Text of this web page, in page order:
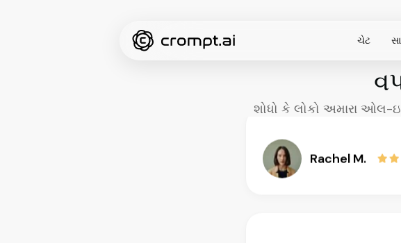
ચેટ
શોધો કે લોકો અમારા ઓલ-
Anthony G.